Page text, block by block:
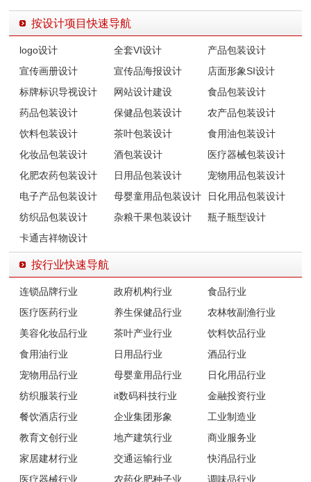
按设计项目快速导航
logo设计 全套VI设计
产品包装设计
宣传画册设计
宣传品海报设计
店面形象SI设计
标牌标识导视设计
网站设计建设
食品包装设计
药品包装设计
保健品包装设计
农产品包装设计
饮料包装设计
茶叶包装设计
食用油包装设计
化妆品包装设计
酒包装设计
医疗器械包装设计
化肥农药包装设计
日用品包装设计
宠物用品包装设计
电子产品包装设计
母婴童用品包装设计
日化用品包装设计
纺织品包装设计
杂粮干果包装设计
瓶子瓶型设计
卡通吉祥物设计
按行业快速导航
连锁品牌行业 政府机构行业
食品行业
医疗医药行业
养生保健品行业
农林牧副渔行业
美容化妆品行业
茶叶产业行业
饮料饮品行业
食用油行业
日用品行业
酒品行业
宠物用品行业
母婴童用品行业
日化用品行业
纺织服装行业
it数码科技行业
金融投资行业
餐饮酒店行业
企业集团形象
工业制造业
教育文创行业
地产建筑行业
商业服务业
家居建材行业
交通运输行业
快消品行业
医疗器械行业
农药化肥种子业 调味品行业